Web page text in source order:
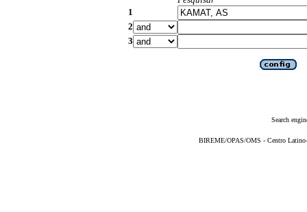
1
2
3
Search
BIREME/OPAS/OMS - Centro Latino-